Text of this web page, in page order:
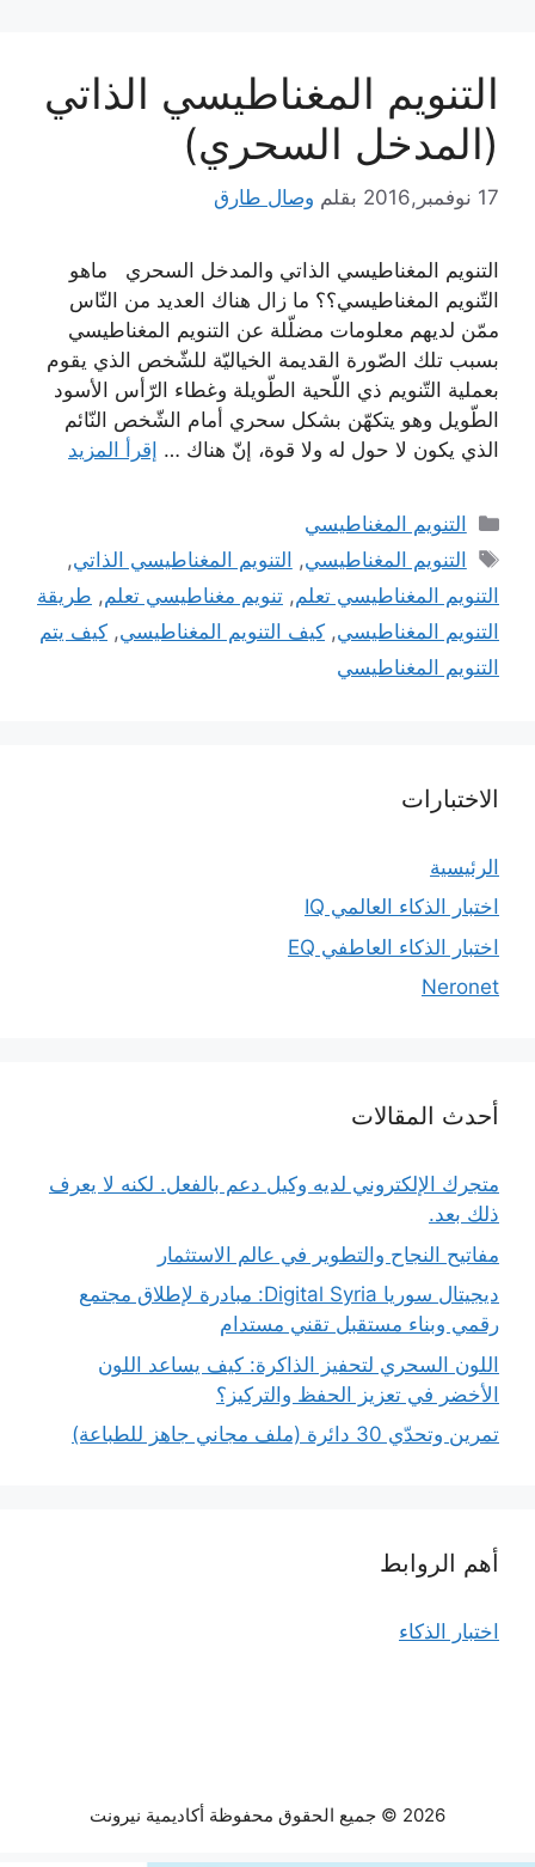
التنويم المغناطيسي الذاتي
(المدخل السحري)
17 نوفمبر,2016 بقلم وصال طارق
التنويم المغناطيسي الذاتي والمدخل السحري ماهو
التّنويم المغناطيسي؟؟ ما زال هناك العديد من النّاس
ممّن لديهم معلومات مضلّلة عن التنويم المغناطيسي
بسبب تلك الصّورة القديمة الخياليّة للشّخص الذي يقوم
بعملية التّنويم ذي اللّحية الطّويلة وغطاء الرّأس الأسود
الطّويل وهو يتكهّن بشكل سحري أمام الشّخص النّائم
الذي يكون لا حول له ولا قوة، إنّ هناك … إقرأ المزيد
التصنيفات
التنويم المغناطيسي
الوسوم
التنويم المغناطيسي, التنويم المغناطيسي الذاتي,
التنويم المغناطيسي تعلم, تنويم مغناطيسي تعلم, طريقة
التنويم المغناطيسي, كيف التنويم المغناطيسي, كيف يتم
التنويم المغناطيسي
الاختبارات
الرئيسية
اختبار الذكاء العالمي IQ
اختبار الذكاء العاطفي EQ
Neronet
أحدث المقالات
متجرك الإلكتروني لديه وكيل دعم بالفعل. لكنه لا يعرف
ذلك بعد.
مفاتيح النجاح والتطوير في عالم الاستثمار
ديجيتال سوريا Digital Syria: مبادرة لإطلاق مجتمع
رقمي وبناء مستقبل تقني مستدام
اللون السحري لتحفيز الذاكرة: كيف يساعد اللون
الأخضر في تعزيز الحفظ والتركيز؟
تمرين وتحدّي 30 دائرة (ملف مجاني جاهز للطباعة)
أهم الروابط
اختبار الذكاء
2026 © جميع الحقوق محفوظة أكاديمية نيرونت